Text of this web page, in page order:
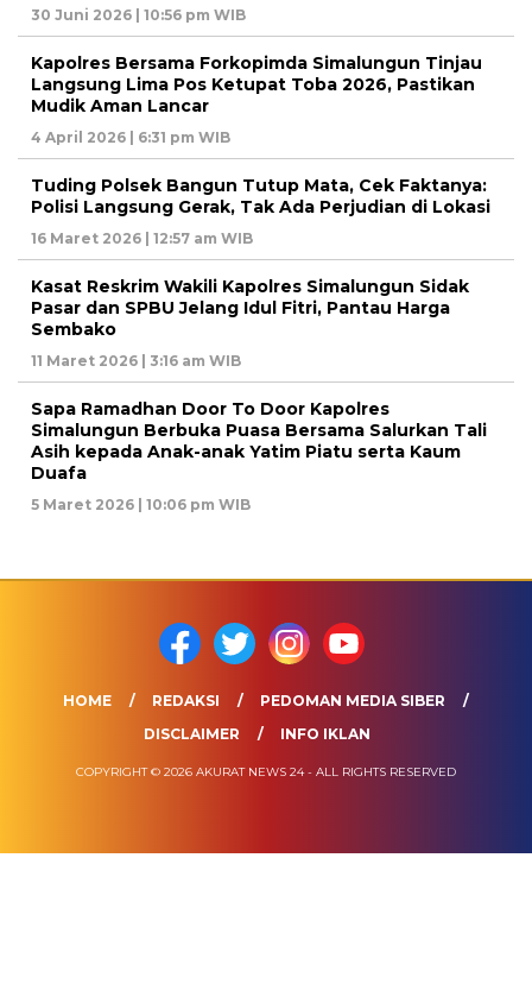
30 Juni 2026 | 10:56 pm WIB
Kapolres Bersama Forkopimda Simalungun Tinjau
Langsung Lima Pos Ketupat Toba 2026, Pastikan
Mudik Aman Lancar
4 April 2026 | 6:31 pm WIB
Tuding Polsek Bangun Tutup Mata, Cek Faktanya:
Polisi Langsung Gerak, Tak Ada Perjudian di Lokasi
16 Maret 2026 | 12:57 am WIB
Kasat Reskrim Wakili Kapolres Simalungun Sidak
Pasar dan SPBU Jelang Idul Fitri, Pantau Harga
Sembako
11 Maret 2026 | 3:16 am WIB
Sapa Ramadhan Door To Door Kapolres
Simalungun Berbuka Puasa Bersama Salurkan Tali
Asih kepada Anak-anak Yatim Piatu serta Kaum
Duafa
5 Maret 2026 | 10:06 pm WIB
HOME REDAKSI
PEDOMAN MEDIA SIBER
DISCLAIMER
INFO IKLAN
COPYRIGHT © 2026 AKURAT NEWS 24 - ALL RIGHTS RESERVED